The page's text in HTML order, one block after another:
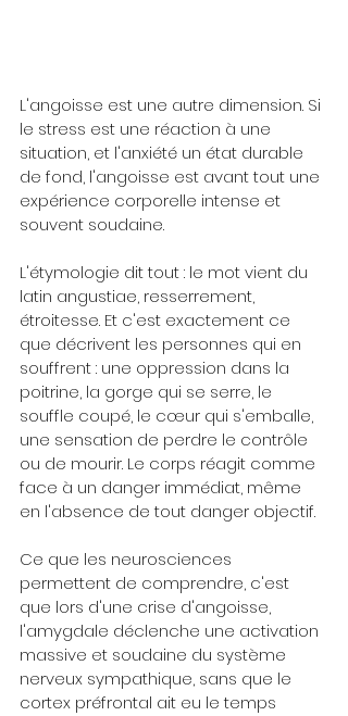
L'angoisse est une autre dimension. Si
le stress est une réaction à une
situation, et l'anxiété un état durable
de fond, l'angoisse est avant tout une
expérience corporelle intense et
souvent soudaine.
L'étymologie dit tout : le mot vient du
latin angustiae, resserrement,
étroitesse. Et c'est exactement ce
que décrivent les personnes qui en
souffrent : une oppression dans la
poitrine, la gorge qui se serre, le
souffle coupé, le cœur qui s'emballe,
une sensation de perdre le contrôle
ou de mourir. Le corps réagit comme
face à un danger immédiat, même
en l'absence de tout danger objectif.
Ce que les neurosciences
permettent de comprendre, c'est
que lors d'une crise d'angoisse,
l'amygdale déclenche une activation
massive et soudaine du système
nerveux sympathique, sans que le
cortex préfrontal ait eu le temps